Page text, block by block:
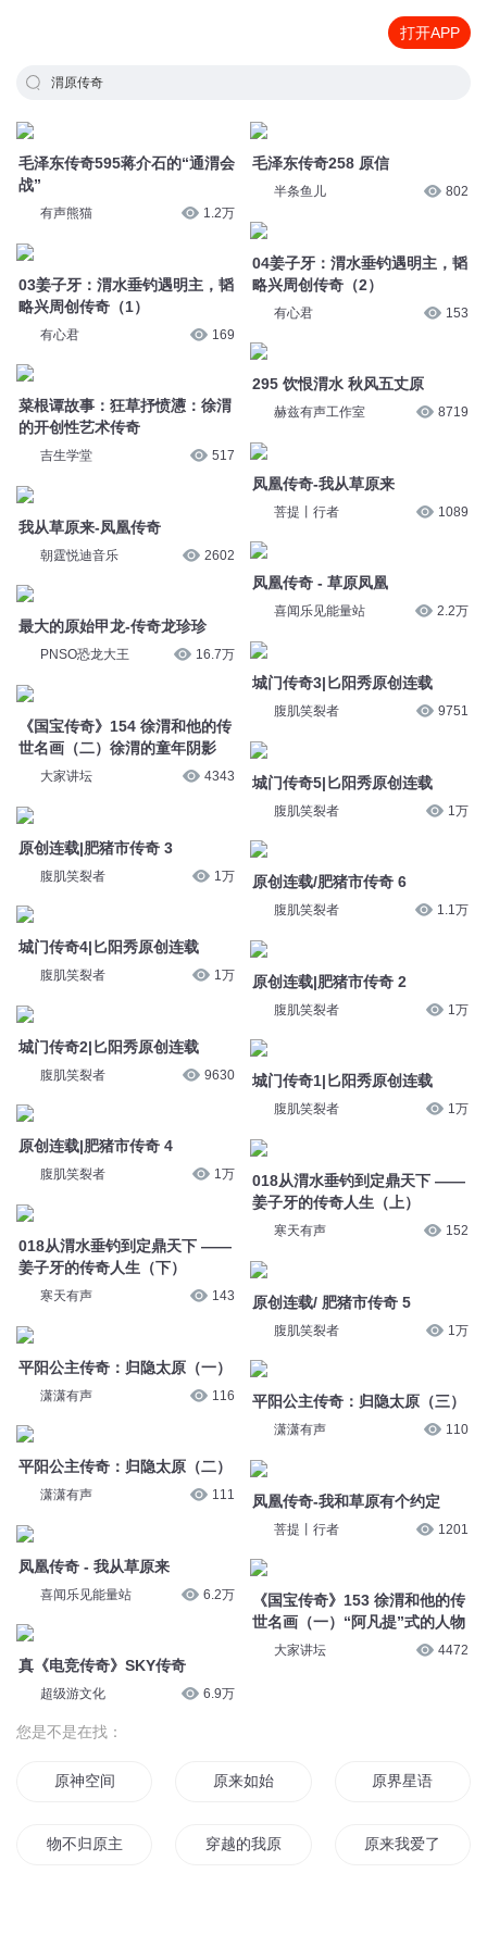
打开APP
渭原传奇
毛泽东传奇595蒋介石的“通渭会
战”
有声熊猫 1.2万
03姜子牙：渭水垂钓遇明主，韬
略兴周创传奇（1）
有心君 169
菜根谭故事：狂草抒愤懑：徐渭
的开创性艺术传奇
吉生学堂 517
我从草原来-凤凰传奇
朝霆悦迪音乐 2602
最大的原始甲龙-传奇龙珍珍
PNSO恐龙大王 16.7万
《国宝传奇》154 徐渭和他的传
世名画（二）徐渭的童年阴影
大家讲坛 4343
原创连载|肥猪市传奇 3
腹肌笑裂者 1万
城门传奇4|匕阳秀原创连载
腹肌笑裂者 1万
城门传奇2|匕阳秀原创连载
腹肌笑裂者 9630
原创连载|肥猪市传奇 4
腹肌笑裂者 1万
018从渭水垂钓到定鼎天下 ——
姜子牙的传奇人生（下）
寒天有声 143
平阳公主传奇：归隐太原（一）
潇潇有声 116
平阳公主传奇：归隐太原（二）
潇潇有声 111
凤凰传奇 - 我从草原来
喜闻乐见能量站 6.2万
真《电竞传奇》SKY传奇
超级游文化 6.9万
毛泽东传奇258 原信
半条鱼儿 802
04姜子牙：渭水垂钓遇明主，韬
略兴周创传奇（2）
有心君 153
295 饮恨渭水 秋风五丈原
赫兹有声工作室 8719
凤凰传奇-我从草原来
菩提丨行者 1089
凤凰传奇 - 草原凤凰
喜闻乐见能量站 2.2万
城门传奇3|匕阳秀原创连载
腹肌笑裂者 9751
城门传奇5|匕阳秀原创连载
腹肌笑裂者 1万
原创连载/肥猪市传奇 6
腹肌笑裂者 1.1万
原创连载|肥猪市传奇 2
腹肌笑裂者 1万
城门传奇1|匕阳秀原创连载
腹肌笑裂者 1万
018从渭水垂钓到定鼎天下 ——
姜子牙的传奇人生（上）
寒天有声 152
原创连载/ 肥猪市传奇 5
腹肌笑裂者 1万
平阳公主传奇：归隐太原（三）
潇潇有声 110
凤凰传奇-我和草原有个约定
菩提丨行者 1201
《国宝传奇》153 徐渭和他的传
世名画（一）“阿凡提”式的人物
大家讲坛 4472
您是不是在找：
原神空间 原来如始 原界星语
物不归原主 穿越的我原来一开始就是最强了原来我爱了你这